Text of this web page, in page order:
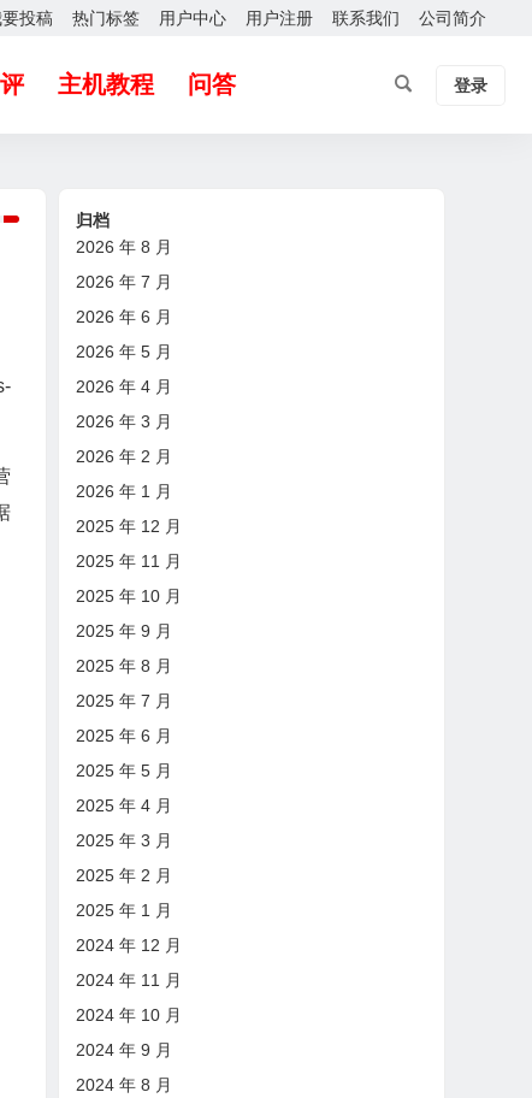
投稿 热门标签 用户中心 用户注册 联系我们 公司简介
主机教程 问答 登录
归档
2026 年 8 月
2026 年 7 月
2026 年 6 月
2026 年 5 月
2026 年 4 月
2026 年 3 月
2026 年 2 月
2026 年 1 月
2025 年 12 月
2025 年 11 月
2025 年 10 月
2025 年 9 月
2025 年 8 月
2025 年 7 月
2025 年 6 月
2025 年 5 月
2025 年 4 月
2025 年 3 月
2025 年 2 月
2025 年 1 月
2024 年 12 月
2024 年 11 月
2024 年 10 月
2024 年 9 月
2024 年 8 月